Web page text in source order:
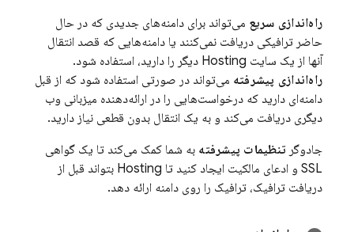
راه‌اندازی سریع می‌تواند برای دامنه‌های جدیدی که در حال
حاضر ترافیکی دریافت نمی‌کنند یا دامنه‌هایی که قصد انتقال
آنها از یک سایت Hosting دیگر را دارید، استفاده شود.
راه‌اندازی پیشرفته می‌تواند در صورتی استفاده شود که از قبل
دامنه‌ای دارید که درخواست‌هایی را در ارائه‌دهنده میزبانی وب
دیگری دریافت می‌کند و به یک انتقال بدون قطعی نیاز دارید.
جادوگر تنظیمات پیشرفته به شما کمک می‌کند تا یک گواهی
SSL و ادعای مالکیت ایجاد کنید تا
Hosting بتواند قبل از
دریافت ترافیک، ترافیک را روی دامنه ارائه دهد.